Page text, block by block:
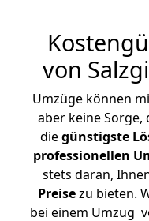
von
Umzüge können
aber keine Sorge,
diegünstigste
professionellen
stets daran,
Preisezu bieten.
bei einem Umzug